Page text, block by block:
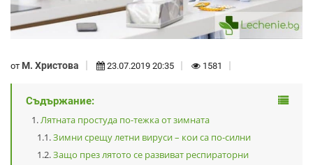
от М. Христова 23.07.2019 20:35 1581
Съдържание:
Лятната простуда по-тежка от зимната
Зимни срещу летни вируси – кои са по-силни
Защо през лятото се развиват респираторни